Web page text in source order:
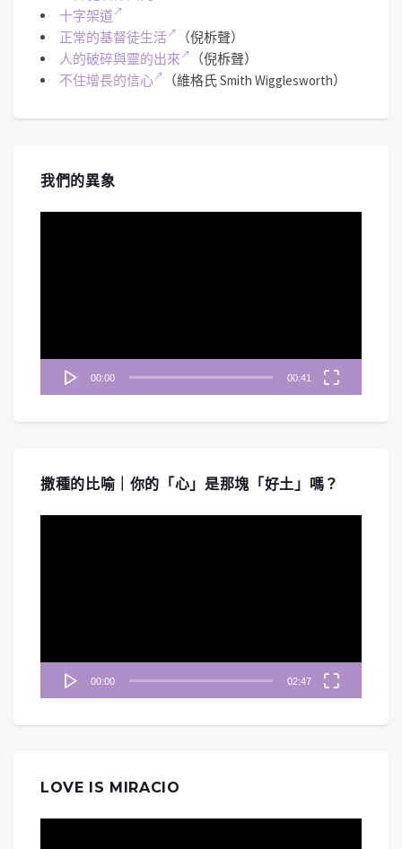
十字架道
正常的基督徒生活
（倪柝聲）
人的破碎與靈的出來
（倪柝聲）
不住增長的信心
（維格氏 Smith Wigglesworth）
我們的異象
00:00 00:41
撒種的比喻｜你的「心」是那塊「好土」嗎？
00:00 02:47
LOVE IS MIRACIO